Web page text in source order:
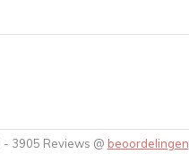
- 3905 Reviews @ beoordelingen